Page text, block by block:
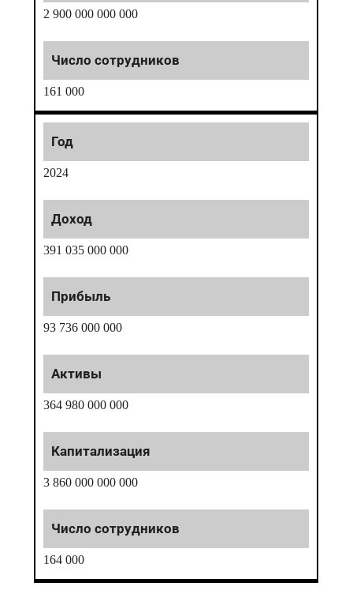
2 900 000 000 000
161 000
2024
391 035 000 000
93 736 000 000
364 980 000 000
3 860 000 000 000
164 000